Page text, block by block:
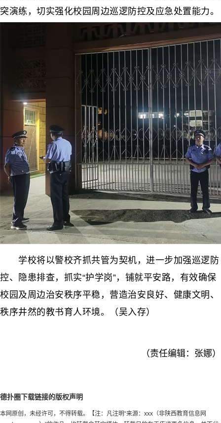
突演练，切实强化校园周边巡逻防控及应急处置能力。
学校将以警校齐抓共管为契机，进一步加强巡逻防
控、隐患排查，抓实“护学岗”，铺就平安路，有效确保
校园及周边治安秩序平稳，营造治安良好、健康文明、
秩序井然的教书育人环境。（吴入存）
（责任编辑：张娜）
德扑圈下载链接的版权声明
本网原创，未经许可，不得转载。【注：凡注明“来源：xxx（非陕西教育信息网